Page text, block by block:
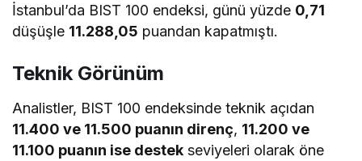
İstanbul’da BIST 100 endeksi, günü yüzde 0,71
düşüşle 11.288,05 puandan kapatmıştı.
Teknik Görünüm
Analistler, BIST 100 endeksinde teknik açıdan
11.400 ve 11.500 puanın direnç, 11.200 ve
11.100 puanın ise destek seviyeleri olarak öne